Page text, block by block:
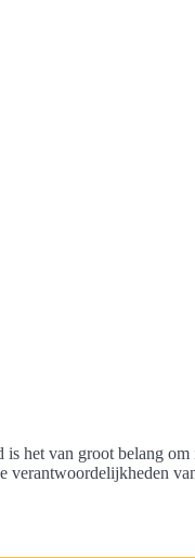
is het van groot belang
verantwoordelijkheden